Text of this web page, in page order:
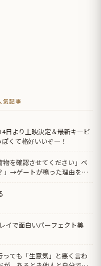
記事
日より上映決定＆最新キービ
くて格好いいぞ―！
を確認させてください」ベ
」→ゲートが鳴った理由を調
イで面白いパーフェクト美
ても「生意気」と悪く言わ